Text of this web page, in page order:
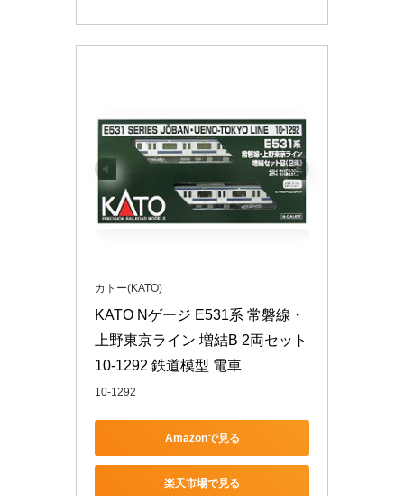
カトー(KATO)
KATO Nゲージ E531系 常磐線・
上野東京ライン 増結B 2両セット
10-1292 鉄道模型 電車
10-1292
Amazonで見る
楽天市場で見る